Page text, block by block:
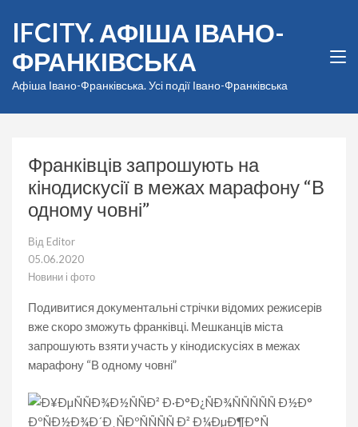
вмісту
(натисніть
Enter)
IFCITY. АФІША ІВАНО-
ФРАНКІВСЬКА
Афіша Івано-Франківська. Усі події Івано-Франківська
Франківців запрошують на
кінодискусії в межах марафону “В
одному човні”
Від Editor
05.06.2020
Новини і фото
Подивитися документальні стрічки відомих режисерів
вже скоро зможуть франківці. Мешканців міста
запрошують взяти участь у кінодискусіях в межах
марафону “В одному човні”